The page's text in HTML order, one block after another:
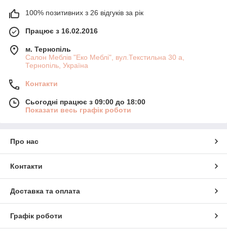
100% позитивних з 26 відгуків за рік
Працює з 16.02.2016
м. Тернопіль
Салон Меблів "Еко Меблі", вул.Текстильна 30 а,
Тернопіль, Україна
Контакти
Сьогодні працює з 09:00 до 18:00
Показати весь графік роботи
Про нас
Контакти
Доставка та оплата
Графік роботи